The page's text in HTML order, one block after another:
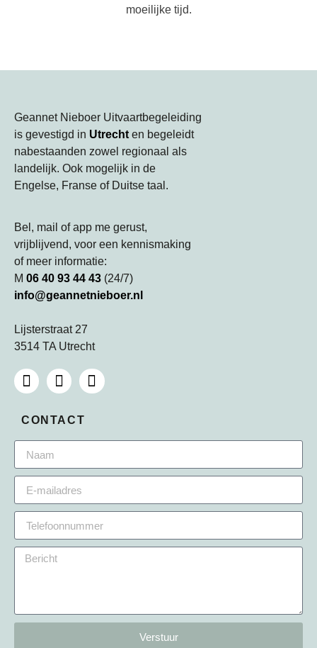
moeilijke tijd.
Geannet Nieboer Uitvaartbegeleiding
is gevestigd in Utrecht en begeleidt
nabestaanden zowel regionaal als
landelijk. Ook mogelijk in de
Engelse, Franse of Duitse taal.
Bel, mail of app me gerust,
vrijblijvend, voor een kennismaking
of meer informatie:
M 06 40 93 44 43 (24/7)
info@geannetnieboer.nl
Lijsterstraat 27
3514 TA Utrecht
CONTACT
Verstuur